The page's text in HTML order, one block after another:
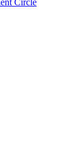
Circle